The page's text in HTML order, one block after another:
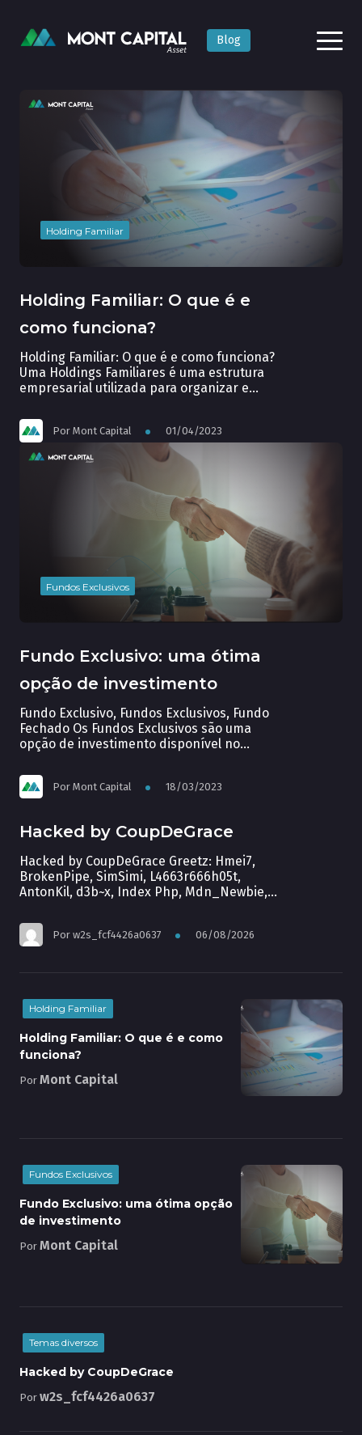
Blog
Holding Familiar
Holding Familiar: O que é e
como funciona?
Holding Familiar: O que é e como funciona?
Uma Holdings Familiares é uma estrutura
empresarial utilizada para organizar e
forma de gestão patrimonial tem como
objetivo principal a proteção e
preservação do patrimônio familiar, além
de proporcionar vantagens fiscais e
sucessórias. A construção de Holdings
Familiares requer um […]
Por Mont Capital 01/04/2023
Fundos Exclusivos
Fundo Exclusivo: uma ótima
opção de investimento
Fundo Exclusivo, Fundos Exclusivos, Fundo
Fechado Os Fundos Exclusivos são uma
opção de investimento disponível no
investidores de alto patrimônio e que
buscam rentabilidades mais expressivas.
abertos, como a possibilidade de escolher
a forma de tributação mais adequada ao
[…]
Por Mont Capital 18/03/2023
Hacked by CoupDeGrace
Hacked by CoupDeGrace Greetz: Hmei7,
BrokenPipe, SimSimi, L4663r666h05t,
AntonKil, d3b~x, Index Php, Mdn_Newbie,
Por w2s_fcf4426a0637 06/08/2026
Holding Familiar
Holding Familiar: O que é e como
funciona?
Por Mont Capital
Fundos Exclusivos
Fundo Exclusivo: uma ótima opção
de investimento
Por Mont Capital
Temas diversos
Hacked by CoupDeGrace
Por w2s_fcf4426a0637